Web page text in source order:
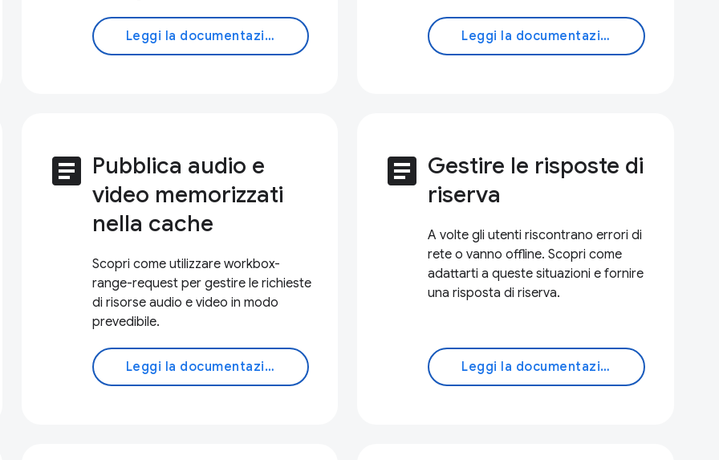
Leggi la documentazione Leggi la documentazione
article Pubblica audio e
video memorizzati
nella cache
Scopri come utilizzare workbox-
range-request per gestire le richieste
di risorse audio e video in modo
prevedibile.
Leggi la documentazione
article Gestire le risposte di
riserva
A volte gli utenti riscontrano errori di
rete o vanno offline. Scopri come
adattarti a queste situazioni e fornire
una risposta di riserva.
Leggi la documentazione